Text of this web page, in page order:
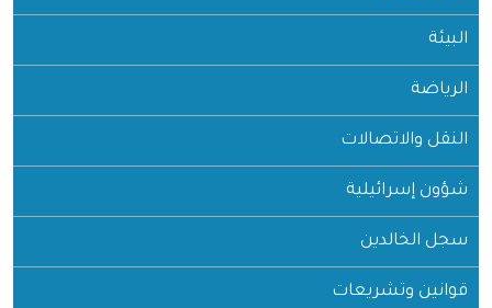
البيئة
الرياضة
النقل والاتصالات
شؤون إسرائيلية
سجل الخالدين
قوانين وتشريعات